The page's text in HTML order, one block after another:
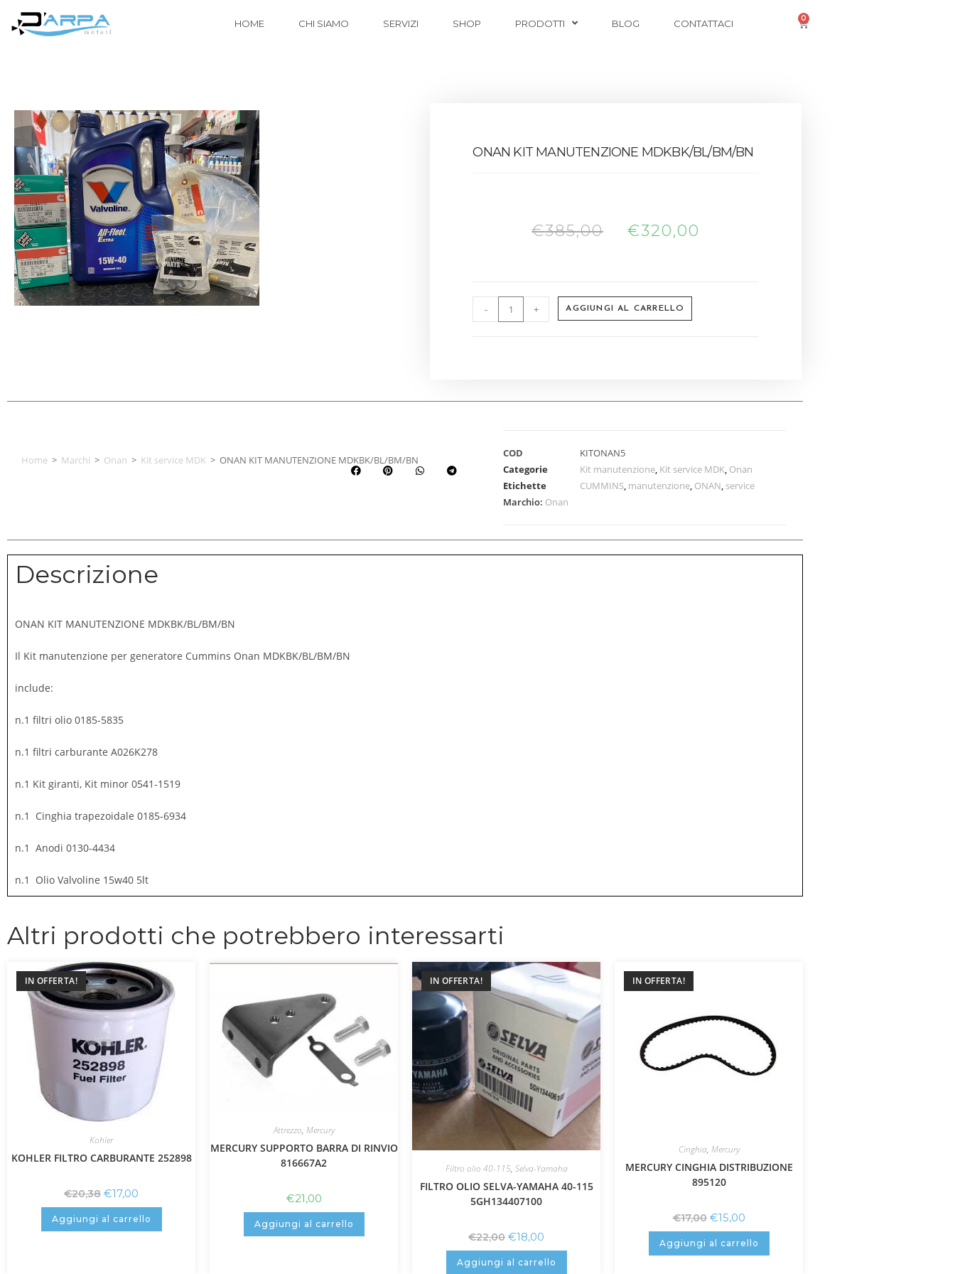
HOME CHI SIAMO SERVIZI SHOP PRODOTTI BLOG CONTATTACI 0
ONAN KIT MANUTENZIONE MDKBK/BL/BM/BN
€385,00 €320,00
- + AGGIUNGI AL CARRELLO
Home > Marchi > Onan > Kit service MDK > ONAN KIT MANUTENZIONE MDKBK/BL/BM/BN
COD
KITONAN5
Categorie
Kit manutenzione, Kit service MDK, Onan
Etichette
CUMMINS, manutenzione, ONAN, service
Marchio: Onan
Descrizione
ONAN KIT MANUTENZIONE MDKBK/BL/BM/BN
Il Kit manutenzione per generatore Cummins Onan MDKBK/BL/BM/BN
include:
n.1 filtri olio 0185-5835
n.1 filtri carburante A026K278
n.1 Kit giranti, Kit minor 0541-1519
n.1 Cinghia trapezoidale 0185-6934
n.1 Anodi 0130-4434
n.1 Olio Valvoline 15w40 5lt
Altri prodotti che potrebbero interessarti
IN OFFERTA!
Kohler
KOHLER FILTRO CARBURANTE 252898
€20,38 €17,00
Aggiungi al carrello
Attrezzo, Mercury
MERCURY SUPPORTO BARRA DI RINVIO
816667A2
€21,00
Aggiungi al carrello
IN OFFERTA!
Filtro olio 40-115, Selva-Yamaha
FILTRO OLIO SELVA-YAMAHA 40-115
5GH134407100
€22,00 €18,00
Aggiungi al carrello
IN OFFERTA!
Cinghia, Mercury
MERCURY CINGHIA DISTRIBUZIONE
895120
€17,00 €15,00
Aggiungi al carrello